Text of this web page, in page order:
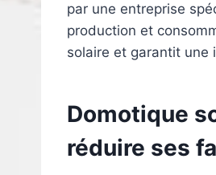
par une entreprise
production et
solaire et garantit une
Domotique
réduire ses